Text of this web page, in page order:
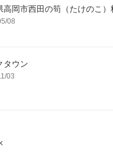
高岡市西田の筍（たけのこ）
08
タウン
03